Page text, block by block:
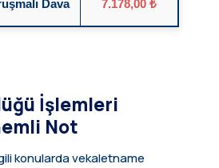
Dava 7.178,00 ₺
İşlemleri
Not
konularda vekaletname